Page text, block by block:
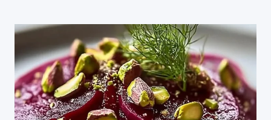
MIT
PARMESAN
FÜR
JEDEN
TAG
SOO
LECKER